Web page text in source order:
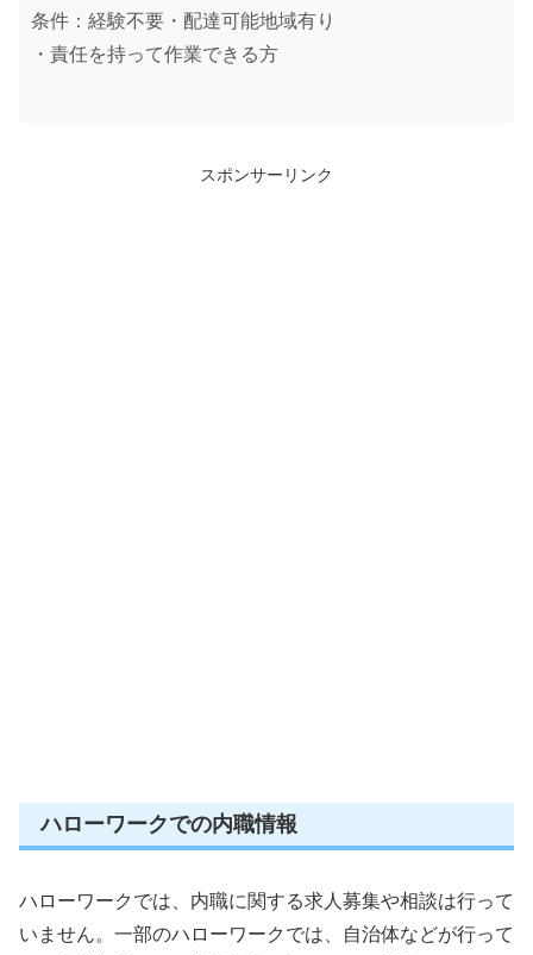
条件：経験不要・配達可能地域有り
・責任を持って作業できる方
スポンサーリンク
ハローワークでの内職情報
ハローワークでは、内職に関する求人募集や相談は行って
いません。一部のハローワークでは、自治体などが行って